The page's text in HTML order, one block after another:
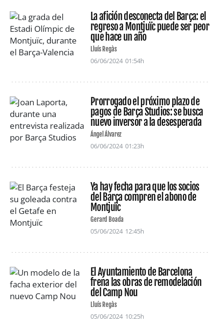
La afición desconecta del Barça: el
regreso a Montjuïc puede ser peor
que hace un año
Lluís Regàs
06/06/2024 01:54h
Prorrogado el próximo plazo de
pagos de Barça Studios: se busca
nuevo inversor a la desesperada
Ángel Álvarez
06/06/2024 01:23h
Ya hay fecha para que los socios
del Barça compren el abono de
Montjuïc
Gerard Boada
05/06/2024 12:45h
El Ayuntamiento de Barcelona
frena las obras de remodelación
del Camp Nou
Lluís Regàs
05/06/2024 10:25h